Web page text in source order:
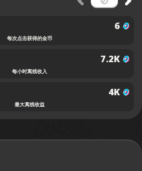
6
每次点击获得的金币
7.2K
每小时离线收入
4K
最大离线收益